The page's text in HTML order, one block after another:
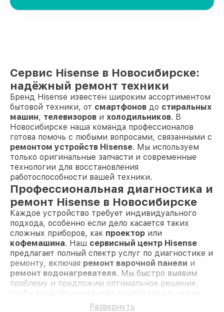
Сервис Hisense в Новосибирске:
надёжный ремонт техники
Бренд Hisense известен широким ассортиментом
бытовой техники, от смартфонов до стиральных
машин, телевизоров и холодильников. В
Новосибирске наша команда профессионалов
готова помочь с любыми вопросами, связанными с
ремонтом устройств Hisense. Мы используем
только оригинальные запчасти и современные
технологии для восстановления
работоспособности вашей техники.
Профессиональная диагностика и
ремонт Hisense в Новосибирске
Каждое устройство требует индивидуального
подхода, особенно если дело касается таких
сложных приборов, как проектор или
кофемашина. Наш сервисный центр Hisense
предлагает полный спектр услуг по диагностике и
ремонту, включая ремонт варочной панели и
ремонт водонагревателя. Мы быстро выявим
проблему и предложим оптимальное решение,
чтобы ваша техника снова заработала как новая.
Популярные неисправности и их
Развернуть